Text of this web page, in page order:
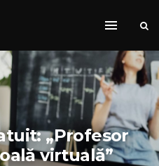
„Profesor
virtuală”